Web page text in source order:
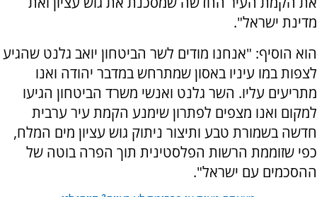
מדינת ישראל".
הוא הוסיף: "אנחנו מודים לשר הביטחון יואב גלנט שהגיע
לצפות במו עיניו באסון שמתרחש במדבר יהודה ואנו
מתריעים עליו. השר גלנט ואנשי משרד הביטחון הגיעו
למקום ואנו מצפים לפתרון שימנע הקמת עיר ערבית
חדשה בשמורת טבע ותיצור ניתוק גוש עציון מים המלח,
כפי שזוממת הרשות הפלסטינית תוך הפרה בוטה של
ההסכמים עם ישראל".